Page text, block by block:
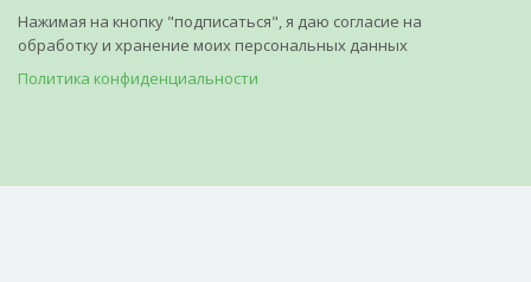
Нажимая на кнопку "подписаться", я даю согласие на
обработку и хранение моих персональных данных
Политика конфиденциальности